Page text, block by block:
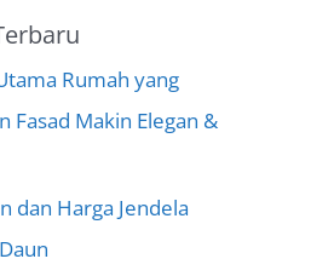
Rumah yang
Fasad Makin Elegan &
dan Harga Jendela